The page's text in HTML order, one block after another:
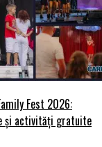
Fest 2026:
și activități gratuite